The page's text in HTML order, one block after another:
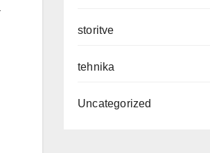
storitve
tehnika
Uncategorized